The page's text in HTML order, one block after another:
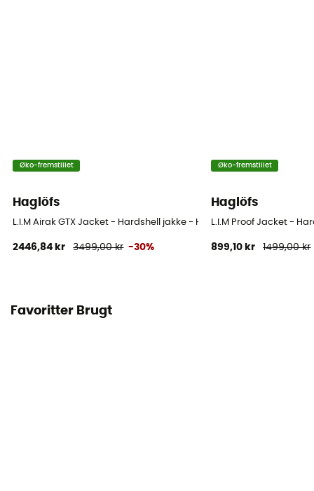
Øko-fremstillet
Haglöfs
L.I.M Airak GTX Jacket - Hardshell jakke - Herrer
2446,84 kr 3499,00 kr -30%
Øko-fremstillet
Haglöfs
L.I.M Proof Jacket -
899,10 kr 1499,00 kr
Favoritter Brugt